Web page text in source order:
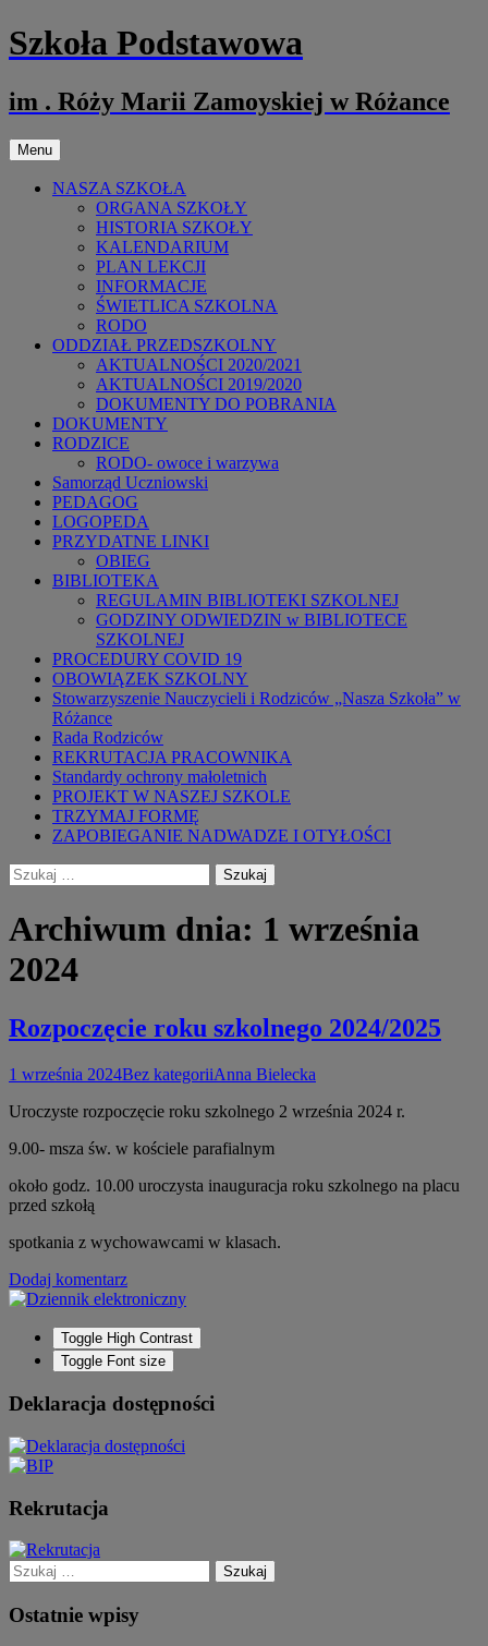
Przejdź
do
Szkoła Podstawowa
im . Róży Marii Zamoyskiej w Różance
Menu
NASZA SZKOŁA
ORGANA SZKOŁY
HISTORIA SZKOŁY
KALENDARIUM
PLAN LEKCJI
INFORMACJE
ŚWIETLICA SZKOLNA
RODO
ODDZIAŁ PRZEDSZKOLNY
AKTUALNOŚCI 2020/2021
AKTUALNOŚCI 2019/2020
DOKUMENTY DO POBRANIA
DOKUMENTY
RODZICE
RODO- owoce i warzywa
Samorząd Uczniowski
PEDAGOG
LOGOPEDA
PRZYDATNE LINKI
OBIEG
BIBLIOTEKA
REGULAMIN BIBLIOTEKI SZKOLNEJ
GODZINY ODWIEDZIN w BIBLIOTECE
SZKOLNEJ
PROCEDURY COVID 19
OBOWIĄZEK SZKOLNY
Stowarzyszenie Nauczycieli i Rodziców „Nasza Szkoła” w
Różance
Rada Rodziców
REKRUTACJA PRACOWNIKA
Standardy ochrony małoletnich
PROJEKT W NASZEJ SZKOLE
TRZYMAJ FORMĘ
ZAPOBIEGANIE NADWADZE I OTYŁOŚCI
Szukaj:
Archiwum dnia: 1 września
2024
Rozpoczęcie roku szkolnego 2024/2025
1 września 2024Bez kategoriiAnna Bielecka
Uroczyste rozpoczęcie roku szkolnego 2 września 2024 r.
9.00- msza św. w kościele parafialnym
około godz. 10.00 uroczysta inauguracja roku szkolnego na placu
przed szkołą
spotkania z wychowawcami w klasach.
Dodaj komentarz
Toggle High Contrast
Toggle Font size
Deklaracja dostępności
Rekrutacja
Szukaj:
Ostatnie wpisy